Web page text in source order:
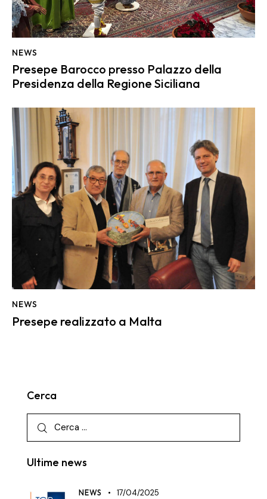
NEWS
Presepe Barocco presso Palazzo della
Presidenza della Regione Siciliana
NEWS
Presepe realizzato a Malta
Cerca
Ultime news
NEWS 17/04/2025